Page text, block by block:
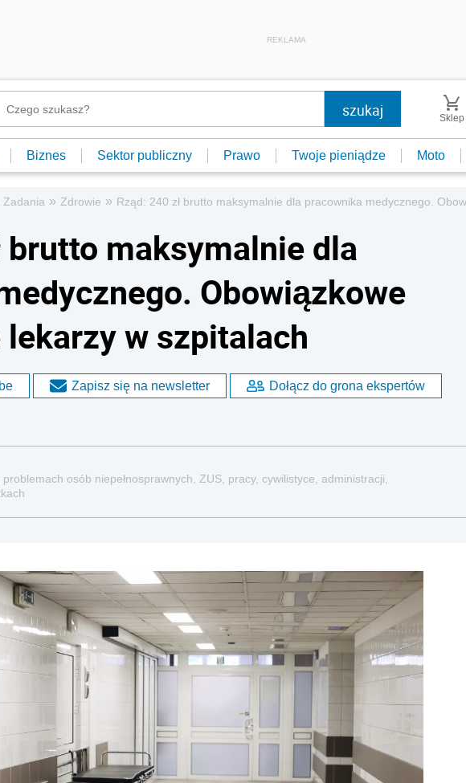
REKLAMA
Sklep
Biznes Sektor publiczny Prawo Twoje pieniądze Moto
Zadania » Zdrowie » Rząd: 240 zł brutto maksymalnie dla pracownika medycznego.
brutto maksymalnie dla
Obowiązkowe
w szpitalach
Zapisz się na newsletter Dołącz do grona ekspertów
osób niepełnosprawnych, ZUS, pracy, cywilistyce, administracji,